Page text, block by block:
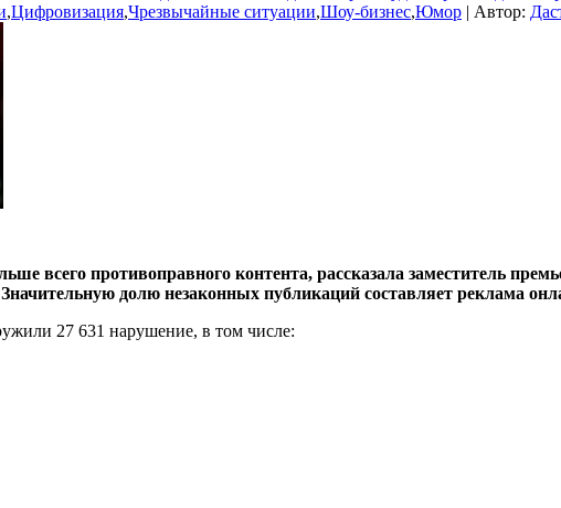
,Цифровизация,Чрезвычайные ситуации,Шоу-бизнес,Юмор Автор:
всего противоправного контента, рассказала заместитель
Значительную долю незаконных публикаций составляет реклама
27 631 нарушение, в том числе: